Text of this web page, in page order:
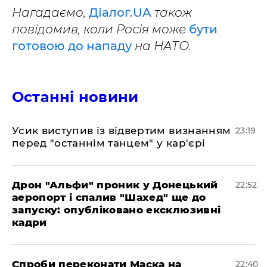
Нагадаємо, Діалог.UA також
повідомив, коли Росія може бути
готовою до нападуна НАТО.
Останні новини
​Усик виступив із відвертим визнанням
перед "останнім танцем" у кар'єрі
23:19
​Дрон "Альфи" проник у Донецький
аеропорт і спалив "Шахед" ще до
запуску: опубліковано ексклюзивні
кадри
22:52
​Спроби переконати Маска на 22:40